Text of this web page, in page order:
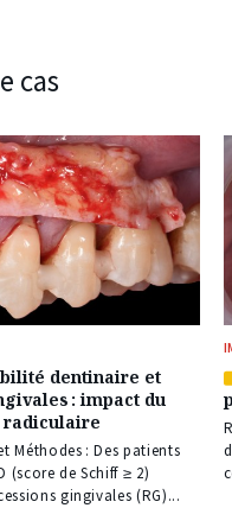
cas
dentinaire et
: impact du
radiculaire
Méthodes : Des patients
(score de Schiff ≥ 2)
gingivales (RG)...
à